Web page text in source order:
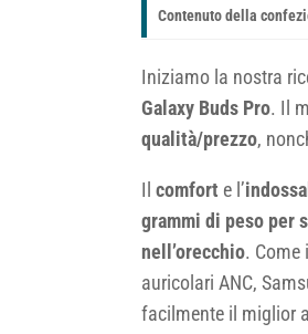
Contenuto della
Iniziamo la nostra
Galaxy Buds Pro. Il
qualità/prezzo,
Il comfort e l’
grammi di peso per
nell’orecchio. Come
auricolari ANC,
facilmente il miglior